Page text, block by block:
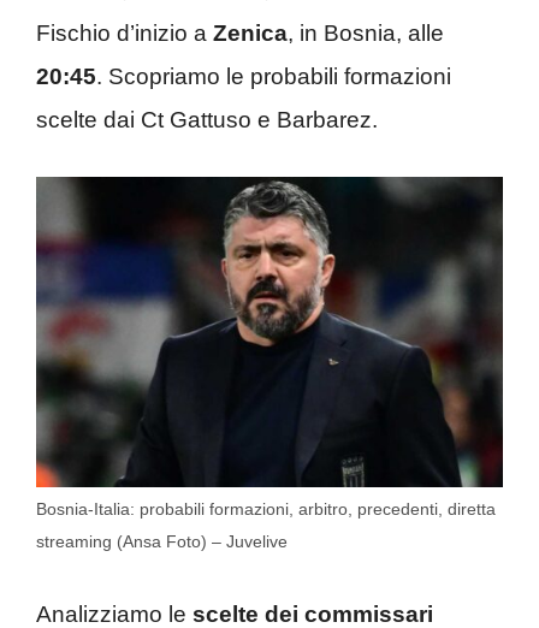
Fischio d’inizio a Zenica, in Bosnia, alle
20:45. Scopriamo le probabili formazioni
scelte dai Ct Gattuso e Barbarez.
Bosnia-Italia: probabili formazioni, arbitro, precedenti, diretta
streaming (Ansa Foto) – Juvelive
Analizziamo le scelte dei commissari